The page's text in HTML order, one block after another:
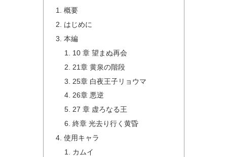
概要
はじめに
本編
10 章 望まぬ再会
21章 黄泉の階段
25章 白夜王子リョウマ
26章 悪逆
27 章 虚ろなる王
終章 光去り行く黄昏
使用キャラ
カムイ